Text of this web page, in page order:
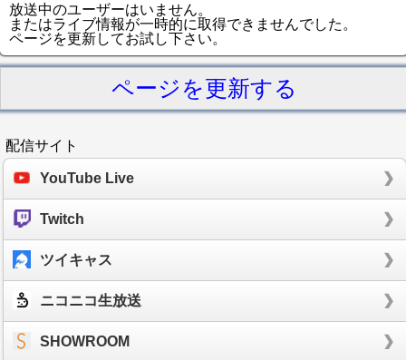
放送中のユーザーはいません。
またはライブ情報が一時的に取得できませんでした。
ページを更新してお試し下さい。
ページを更新する
配信サイト
YouTube Live
Twitch
ツイキャス
ニコニコ生放送
SHOWROOM